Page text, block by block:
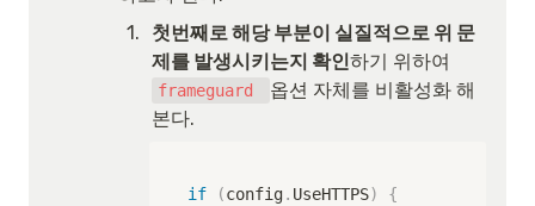
1.
첫번째로 해당 부분이 실질적으로 위 문
제를 발생시키는지 확인
frameguard
옵션 자체를 비활성화 해
본다.
if (config. UseHTTPS)
{